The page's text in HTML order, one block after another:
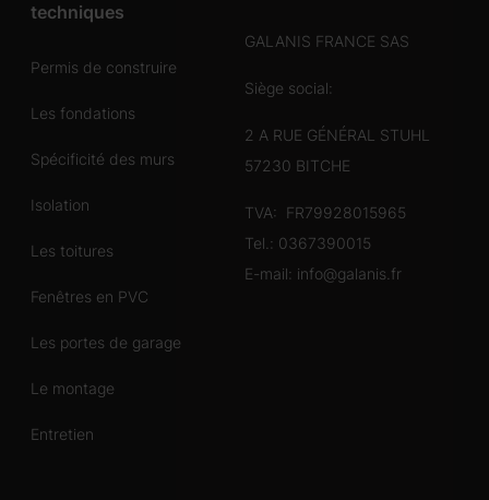
techniques
Permis de construire
Les fondations
Spécificité des murs
Isolation
Les toitures
Fenêtres en PVC
Les portes de garage
Le montage
Entretien
GALANIS FRANCE SAS
Siège social:
2 A RUE GÉNÉRAL STUHL
57230 BITCHE
TVA: FR79928015965
Tel.: 0367390015
E-mail: info@galanis.fr